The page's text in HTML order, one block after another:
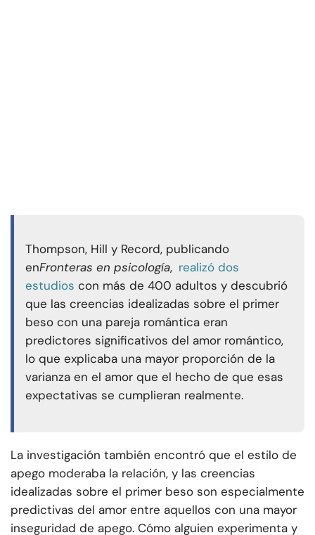
Thompson, Hill y Record, publicando
enFronteras en psicología, realizó dos
estudios con más de 400 adultos y descubrió
que las creencias idealizadas sobre el primer
beso con una pareja romántica eran
predictores significativos del amor romántico,
lo que explicaba una mayor proporción de la
varianza en el amor que el hecho de que esas
expectativas se cumplieran realmente.
La investigación también encontró que el estilo de
apego moderaba la relación, y las creencias
idealizadas sobre el primer beso son especialmente
predictivas del amor entre aquellos con una mayor
inseguridad de apego. Cómo alguien experimenta y